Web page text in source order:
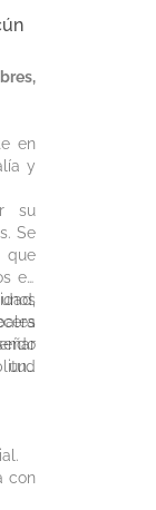
en
y
su
Se
que
en
con